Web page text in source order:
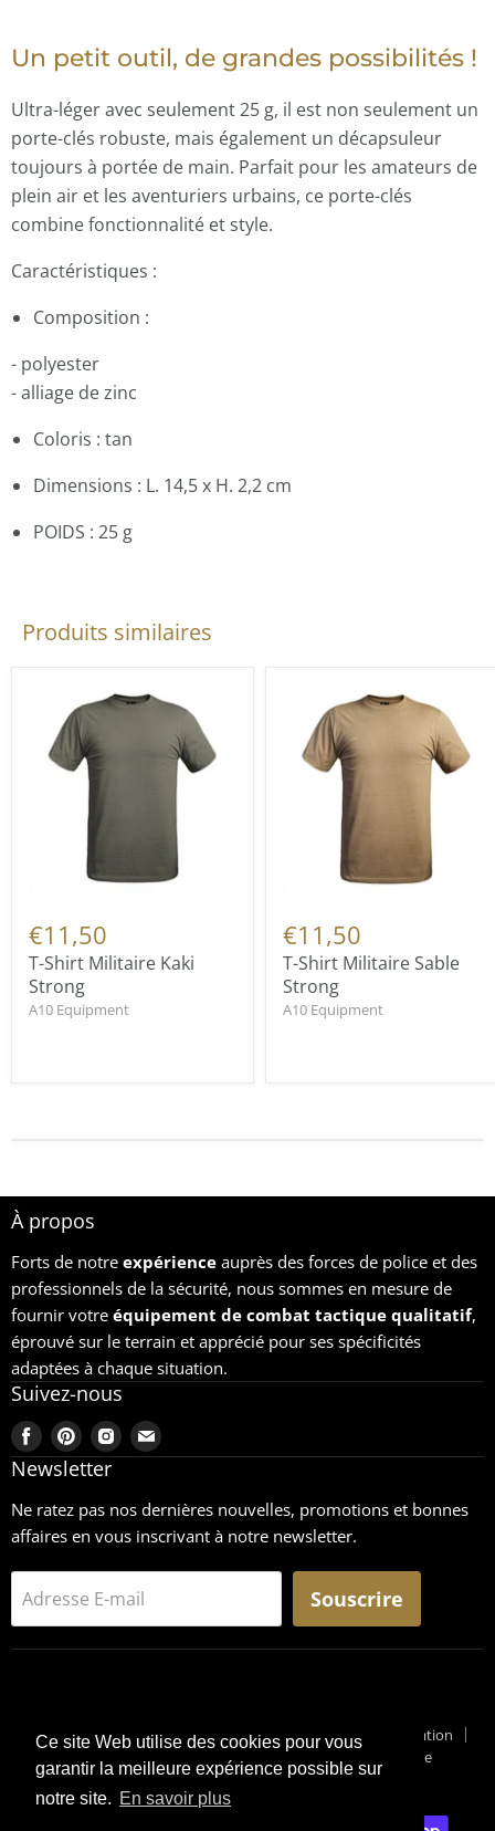
Ce site Web utilise des cookies pour vous
garantir la meilleure expérience possible sur
notre site. En savoir plus
Un petit outil, de grandes possibilités !
Ultra-léger avec seulement 25 g, il est non seulement un
porte-clés robuste, mais également un décapsuleur
toujours à portée de main. Parfait pour les amateurs de
plein air et les aventuriers urbains, ce porte-clés
combine fonctionnalité et style.
Caractéristiques :
Composition :
- polyester
- alliage de zinc
Coloris : tan
Dimensions : L. 14,5 x H. 2,2 cm
POIDS : 25 g
Produits similaires
€11,50
T-Shirt Militaire Kaki
Strong
A10 Equipment
€11,50
T-Shirt Militaire Sable
Strong
A10 Equipment
À propos
Forts de notre expérience auprès des forces de police et des
professionnels de la sécurité, nous sommes en mesure de
fournir votre équipement de combat tactique qualitatif,
éprouvé sur le terrain et apprécié pour ses spécificités
adaptées à chaque situation.
Suivez-nous
Trouvez-
nous
Facebook
Trouvez-
nous
Pinterest
Trouvez-
nous
Trouvez-
nous
Newsletter
Ne ratez pas nos dernières nouvelles, promotions et bonnes
affaires en vous inscrivant à notre newsletter.
Adresse E-mail Souscrire
Conditions générales de vente
Conditions générales d'utilisation
Pourquoi un Surplus Militaire ?
Suivi de Colis
Blog Militaire